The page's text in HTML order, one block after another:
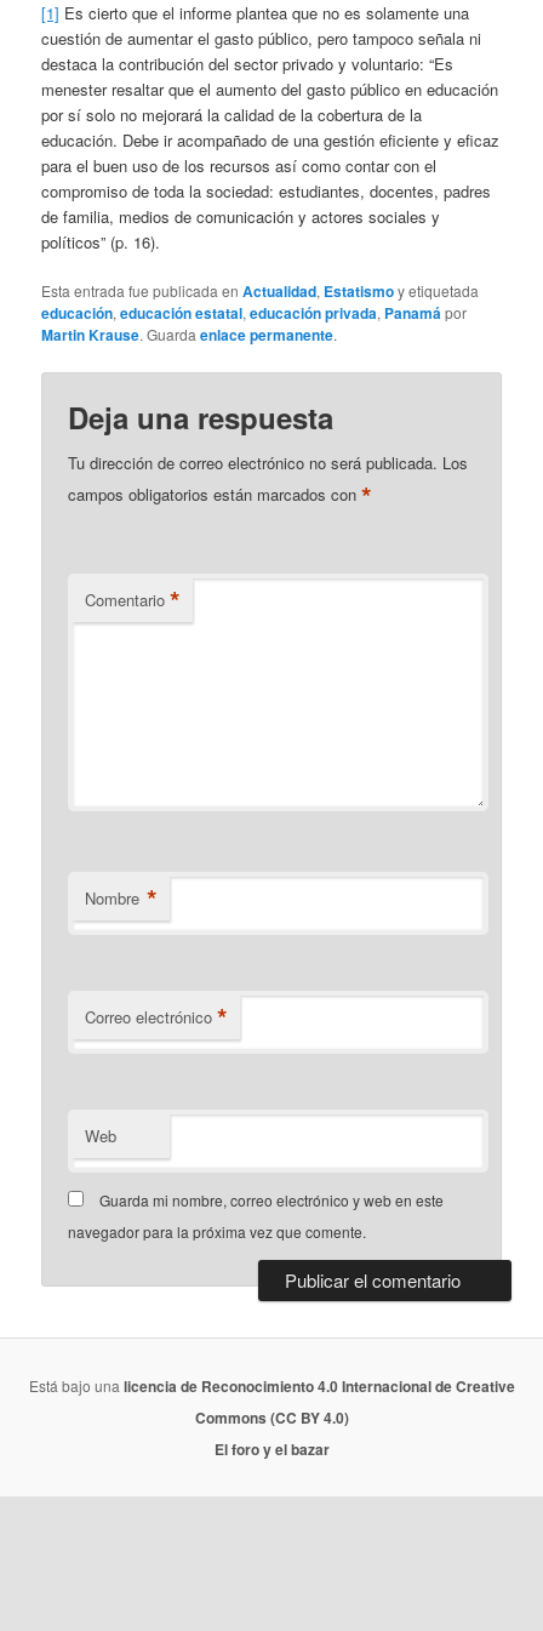
[1] Es cierto que el informe plantea que no es solamente una
cuestión de aumentar el gasto público, pero tampoco señala ni
destaca la contribución del sector privado y voluntario: “Es
menester resaltar que el aumento del gasto público en educación
por sí solo no mejorará la calidad de la cobertura de la
educación. Debe ir acompañado de una gestión eficiente y eficaz
para el buen uso de los recursos así como contar con el
compromiso de toda la sociedad: estudiantes, docentes, padres
de familia, medios de comunicación y actores sociales y
políticos” (p. 16).
Esta entrada fue publicada enActualidad, Estatismoy etiquetada
educación,educación estatal,educación privada, Panamápor
Martin Krause. Guardaenlace permanente.
Deja una respuesta
Tu dirección de correo electrónico no será publicada. Los
campos obligatorios están marcados con*
Comentario *
Nombre *
Correo electrónico *
Web
Guarda mi nombre, correo electrónico y web en este
navegador para la próxima vez que comente.
Está bajo una licencia de Reconocimiento 4.0 Internacional de Creative
Commons (CC BY 4.0)
El foro y el bazar